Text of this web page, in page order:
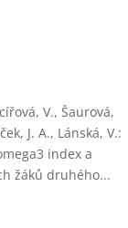
V., Šaurová,
J. A., Lánská, V.:
index a
žáků druhého...